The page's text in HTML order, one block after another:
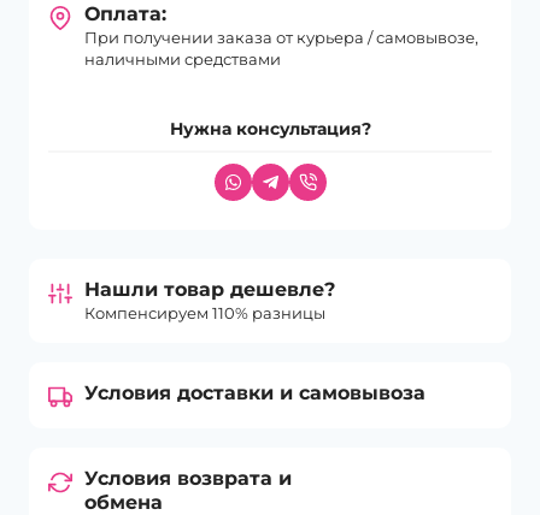
Оплата:
При получении заказа от курьера / самовывозе,
наличными средствами
Нужна консультация?
Нашли товар дешевле?
Компенсируем 110% разницы
Условия доставки и самовывоза
Условия возврата и
обмена